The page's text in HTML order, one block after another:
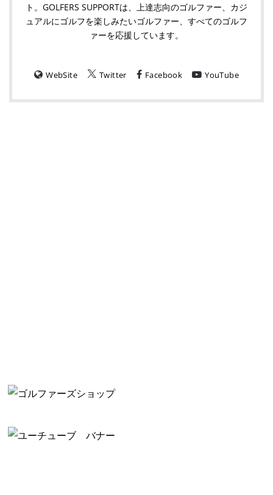
ト。GOLFERS SUPPORTは、上達志向のゴルファー、カジ
ュアルにゴルフを楽しみたいゴルファー、すべてのゴルフ
ァーを応援しています。
WebSite Twitter Facebook YouTube